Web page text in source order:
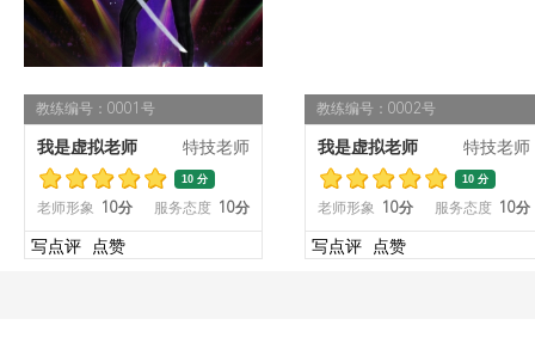
教练编号：0001号
我是虚拟老师 特技老师
10 分
老师形象 10分 服务态度 10分
写点评 点赞
教练编号：0002号
我是虚拟老师 特技老师
10 分
老师形象 10分 服务态度 10分
写点评 点赞